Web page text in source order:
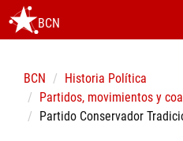
BCN
BCN
Historia Política
Partidos, movimientos y
Partido Conservador